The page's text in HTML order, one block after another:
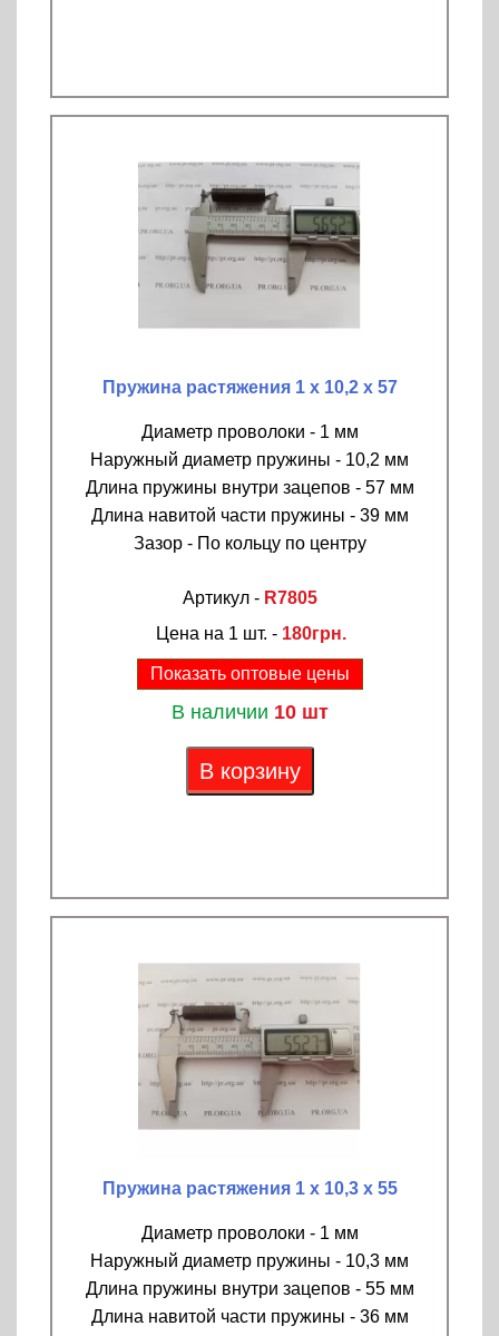
Пружина растяжения 1 х 10,2 х 57
Диаметр проволоки - 1 мм
Наружный диаметр пружины - 10,2 мм
Длина пружины внутри зацепов - 57 мм
Длина навитой части пружины - 39 мм
Зазор - По кольцу по центру
Артикул - R7805
Цена на 1 шт. - 180грн.
Показать оптовые цены
В наличии 10 шт
В корзину
Пружина растяжения 1 х 10,3 х 55
Диаметр проволоки - 1 мм
Наружный диаметр пружины - 10,3 мм
Длина пружины внутри зацепов - 55 мм
Длина навитой части пружины - 36 мм